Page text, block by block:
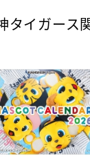
タイガース